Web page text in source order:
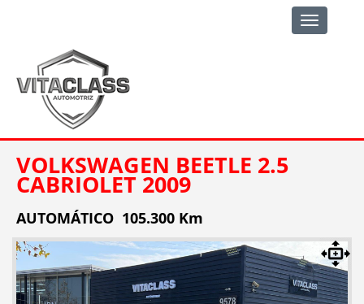
Toggle
navigation
VOLKSWAGEN BEETLE 2.5
CABRIOLET 2009
AUTOMÁTICO 105.300 Km